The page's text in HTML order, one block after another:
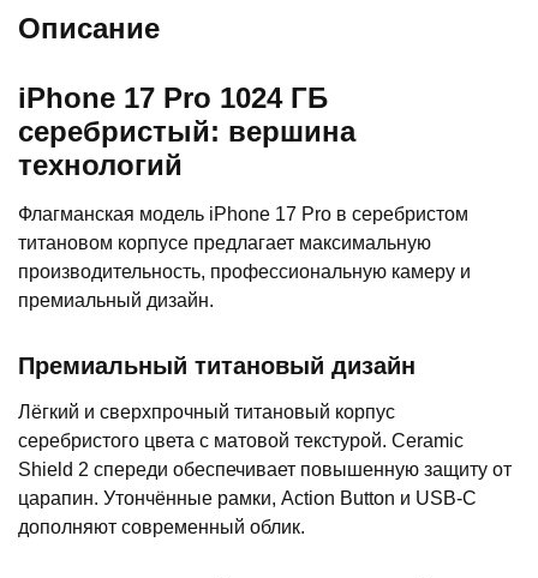
Описание
iPhone 17 Pro 1024 ГБ
серебристый: вершина
технологий
Флагманская модель iPhone 17 Pro в серебристом
титановом корпусе предлагает максимальную
производительность, профессиональную камеру и
премиальный дизайн.
Премиальный титановый дизайн
Лёгкий и сверхпрочный титановый корпус
серебристого цвета с матовой текстурой. Ceramic
Shield 2 спереди обеспечивает повышенную защиту от
царапин. Утончённые рамки, Action Button и USB-C
дополняют современный облик.